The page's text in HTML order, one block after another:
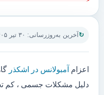
آخرین به‌روزرسانی: ۳۰ تیر ۱۴۰۵
اعزام آمبولانس در اشکذر
دلیل مشکلات جسمی ، کم